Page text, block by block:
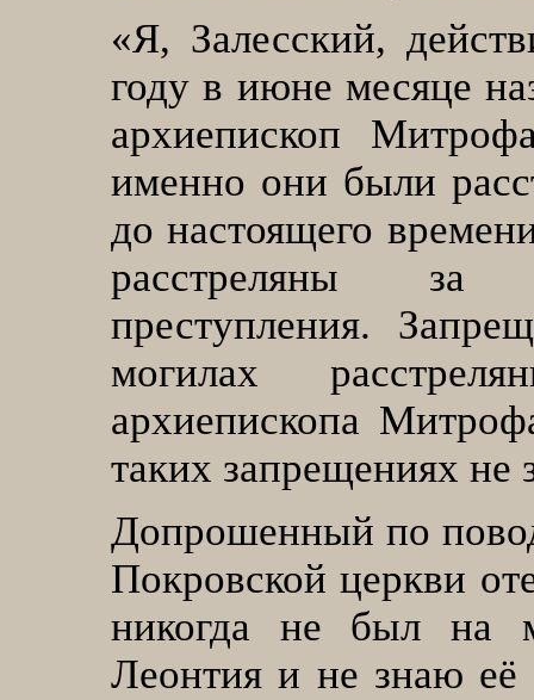
«Я, Залесский,
году в июне месяце
архиепископ
именно они были
до настоящего
расстреляны за
преступления.
могилах
архиепископа
таких запрещениях не
Допрошенный по
Покровской церкви
никогда не был на
Леонтия и не знаю её